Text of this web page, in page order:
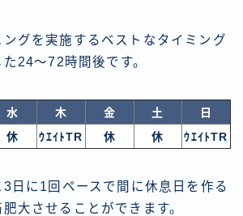
グを実施するベストなタイミング
24〜72時間後です。
水 木 金 土
日
休 ｳｴｲﾄTR 休 休 ｳｴｲﾄTR
3日に1回ペースで間に休息日を作る
大させることができます。